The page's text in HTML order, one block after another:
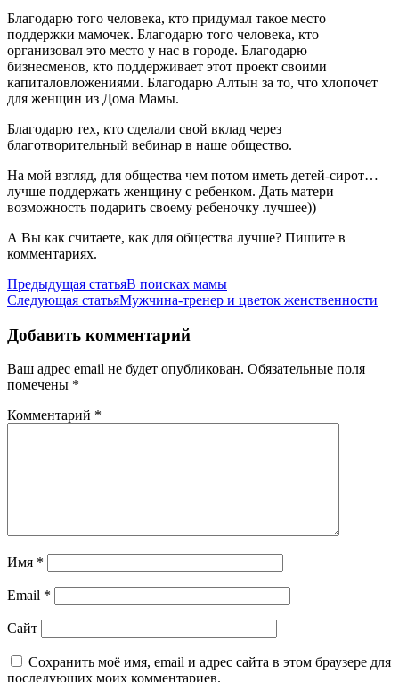
Благодарю того человека, кто придумал такое место
поддержки мамочек. Благодарю того человека, кто
организовал это место у нас в городе. Благодарю
бизнесменов, кто поддерживает этот проект своими
капиталовложениями. Благодарю Алтын за то, что хлопочет
для женщин из Дома Мамы.
Благодарю тех, кто сделали свой вклад через
благотворительный вебинар в наше общество.
На мой взгляд, для общества чем потом иметь детей-сирот…
лучше поддержать женщину с ребенком. Дать матери
возможность подарить своему ребеночку лучшее))
А Вы как считаете, как для общества лучше? Пишите в
комментариях.
Навигация
по
записям
Предыдущая статьяВ поисках мамы
Следующая статьяМужчина-тренер и цветок женственности
Добавить комментарий
Ваш адрес email не будет опубликован. Обязательные поля
помечены *
Комментарий *
Имя *
Email *
Сайт
Сохранить моё имя, email и адрес сайта в этом браузере для
последующих моих комментариев.